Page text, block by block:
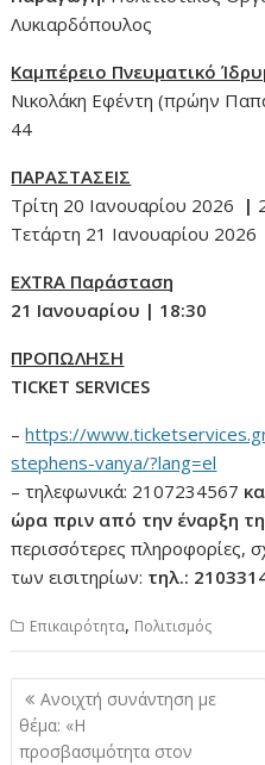
Λυκιαρδόπουλος
Καμπέρειο Πνευματικό
Νικολάκη Εφέντη (πρώην
44
ΠΑΡΑΣΤΑΣΕΙΣ
Τρίτη 20 Ιανουαρίου 2026 |
Τετάρτη 21 Ιανουαρίου 2026
EXTRA Παράσταση
21 Ιανουαρίου | 18:30
ΠΡΟΠΩΛΗΣΗ
TICKET SERVICES
–https://
stephens-vanya/?lang=el
– τηλεφωνικά: 2107234567
ώρα πριν από την έναρξη
περισσότερες πληροφορίες,
των εισιτηρίων: τηλ.:
Επικαιρότητα, Πολιτισμός
Πλοήγηση
άρθρων
Ανοιχτή συνάντηση με
θέμα: «H
προσβασιμότητα στον